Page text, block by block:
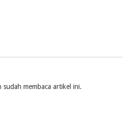
sudah membaca artikel ini.